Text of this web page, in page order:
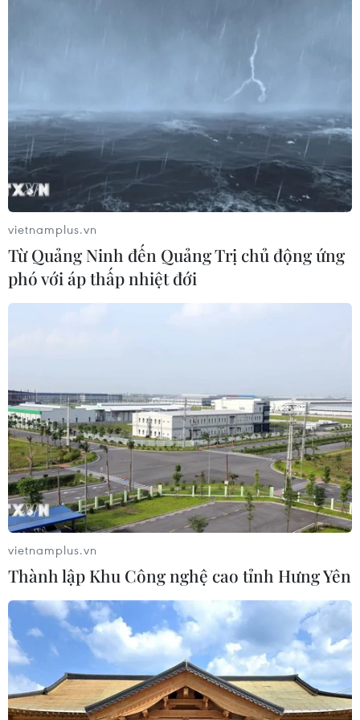
NAPAS, BIDV và Weixin Pay mở rộng
thanh toán QR Việt Nam-Trung
Quốc
06/08/2026 07:34
Làn sóng tấn công mạng nhằm vào
các quỹ đầu cơ lớn của Mỹ
yen mạnh lên và số liệu việc làm Mỹ
06/08/2026 05:14
Lãi suất ngân hàng ngày 6/8: Kỳ hạn
3 tháng đang được mức lãi suất tối đa
Mỹ phát tín hiệu ủng hộ ổn định
đồng won của Hàn Quốc
05/08/2026 23:26
vietnamplus.vn
Từ Quảng Ninh đến Quảng Trị chủ động ứng
phó với áp thấp nhiệt đới
vietnamplus.vn
Thành lập Khu Công nghệ cao tỉnh Hưng Yên